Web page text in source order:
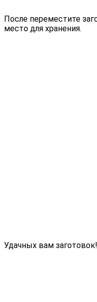
После переместите
место для хранения.
Удачных вам